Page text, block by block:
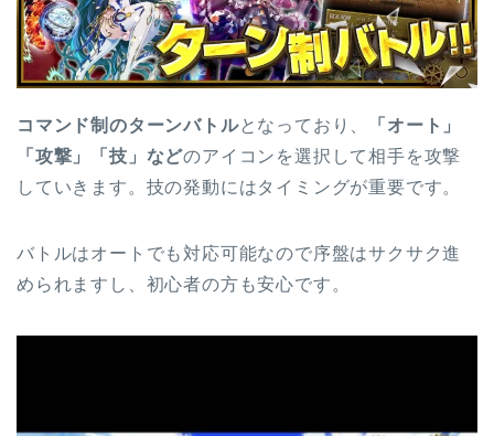
コマンド制のターンバトルとなっており、
「オート」
「攻撃」「技」などのアイコンを選択して相手を攻撃
していきます。技の発動にはタイミングが重要です。
バトルはオートでも対応可能なので序盤はサクサク進
められますし、初心者の方も安心です。